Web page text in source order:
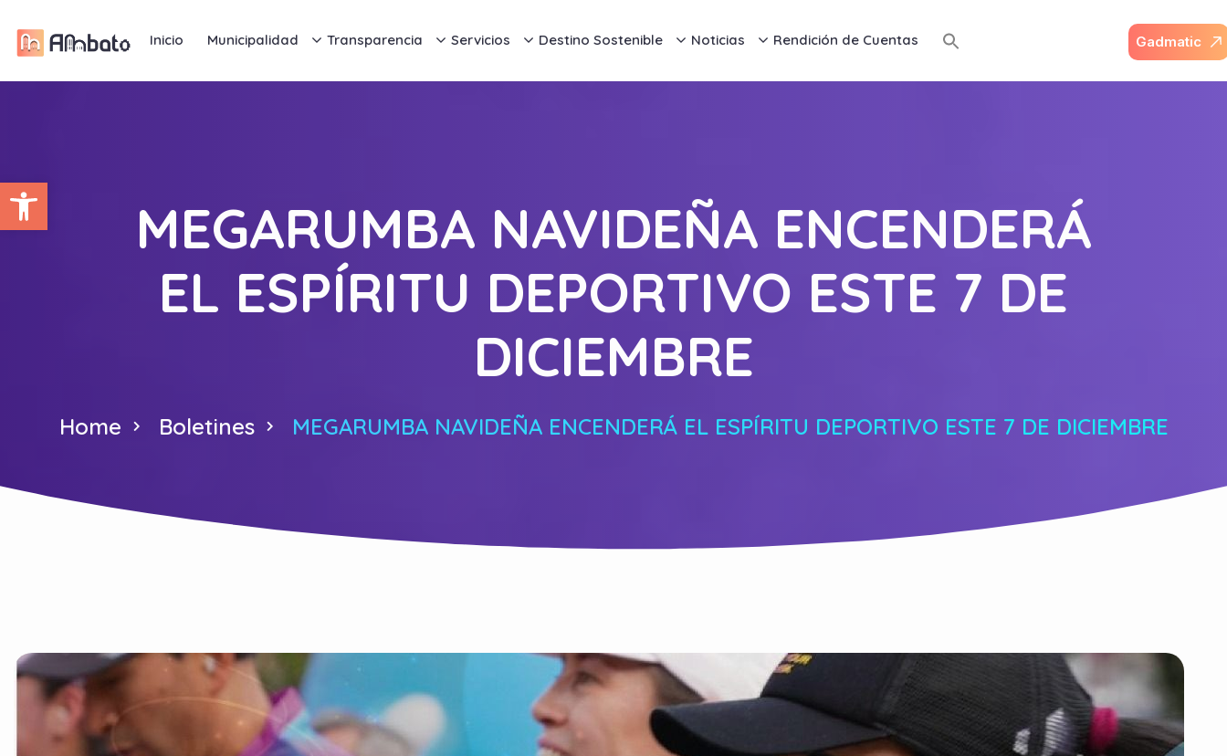
Abrir barra de herramientas
Inicio Municipalidad Transparencia Servicios Destino Sostenible Noticias Rendición de Cuentas Gadmatic
MEGARUMBA NAVIDEÑA ENCENDERÁ
EL ESPÍRITU DEPORTIVO ESTE 7 DE
DICIEMBRE
Home Boletines MEGARUMBA NAVIDEÑA ENCENDERÁ EL ESPÍRITU DEPORTIVO ESTE 7 DE DICIEMBRE